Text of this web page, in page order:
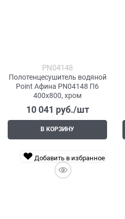
PN04148
Полотенцесушитель водяной
Point Афина PN04148 П6
400x800, хром
10 041 руб./шт
В КОРЗИНУ
Добавить в избранное